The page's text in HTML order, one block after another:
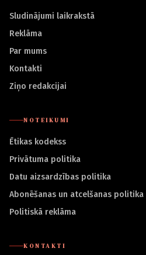
Sludinājumi laikrakstā
Reklāma
Par mums
Kontakti
Ziņo redakcijai
NOTEIKUMI
Ētikas kodekss
Privātuma politika
Datu aizsardzības politika
Abonēšanas un atcelšanas politika
Politiskā reklāma
KONTAKTI